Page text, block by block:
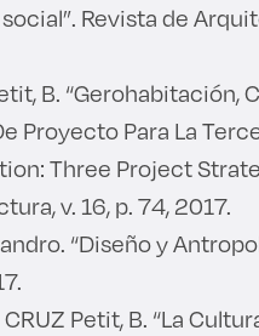
Revista de
B. “Gerohabitación,
Proyecto Para La
Three Project
v. 16, p. 74, 2017.
“Diseño y
CRUZ Petit, B. “La